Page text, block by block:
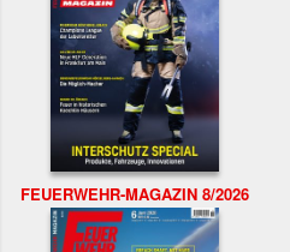
FEUERWEHR-MAGAZIN 8/2026